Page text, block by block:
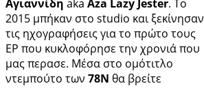
Αγιαννίδη aka Αza Lazy Jester. To
2015 μπήκαν στο studio και ξεκίνησαν
τις ηχογραφήσεις για το πρώτο τους
ΕP που κυκλοφόρησε την χρονιά που
μας περασε. Μέσα στο ομότιτλο
ντεμπούτο των 78Ν θα βρείτε